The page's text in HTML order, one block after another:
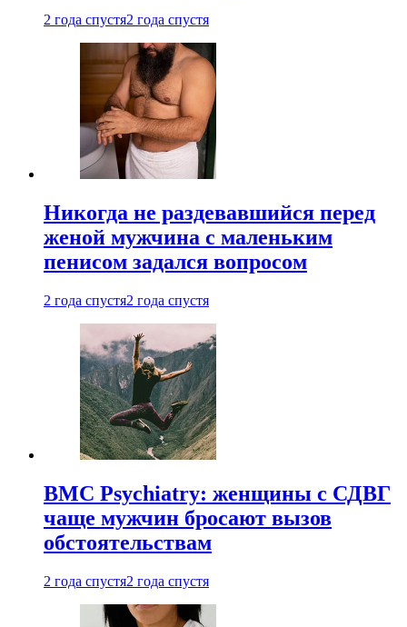
2 года спустя2 года спустя
Никогда не раздевавшийся перед
женой мужчина с маленьким
пенисом задался вопросом
2 года спустя2 года спустя
BMC Psychiatry: женщины с СДВГ
чаще мужчин бросают вызов
обстоятельствам
2 года спустя2 года спустя